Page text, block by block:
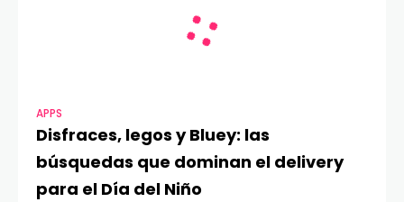
APPS
Disfraces, legos y Bluey: las
búsquedas que dominan el delivery
para el Día del Niño